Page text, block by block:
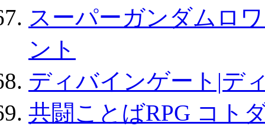
スーパーガンダムロ
ント
ディバインゲート|デ
共闘ことばRPG コト